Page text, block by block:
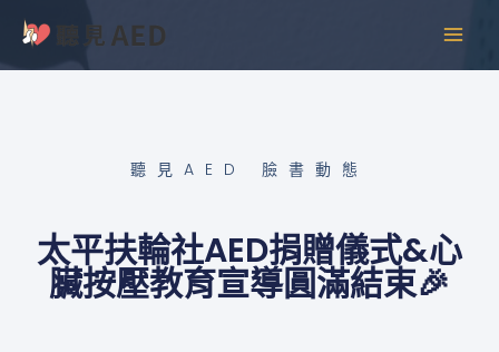
主
聽見AED 臉書動態
太平扶輪社AED捐贈儀式&心
臟按壓教育宣導圓滿結束🎉